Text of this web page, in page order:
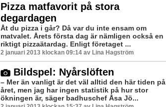
Pizza matfavorit på stora
degardagen
Åt du pizza i går? Då var du inte ensam om
matvalet. Årets första dag är nämligen också en
riktigt pizzaätardag. Enligt företaget ...
2 januari 2013 klockan 09:14 av Lina Hagström
Bildspel: Nyårslöften
– Mer än vanligt är det väl alltid den här tiden på
året, men jag har ingen statistik på hur stor
ökningen är, säger badhuschef Åsa Jö...